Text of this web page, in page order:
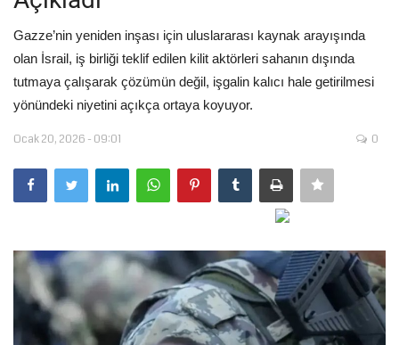
Magazin
Şanlıurfa
Spor
Tekno Bilim
Ekonomi
Gazze’nin yeniden inşası için uluslararası kaynak arayışında
olan İsrail, iş birliği teklif edilen kilit aktörleri sahanın dışında
tutmaya çalışarak çözümün değil, işgalin kalıcı hale getirilmesi
yönündeki niyetini açıkça ortaya koyuyor.
Ocak 20, 2026 - 09:01 0